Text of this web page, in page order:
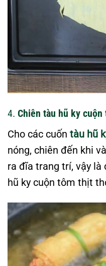
4. Chiên tàu hũ ky cuộn
Cho các cuốn tàu hũ
nóng, chiên đến khi
ra đĩa trang trí, vậy là
hũ ky cuộn tôm thịt